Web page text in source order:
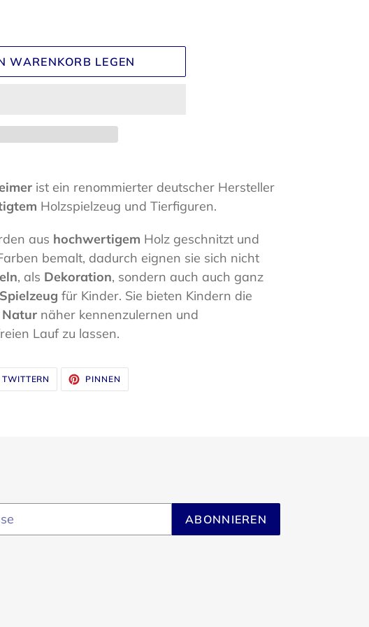
WARENKORB LEGEN
ist ein renommierter deutscher Hersteller
Holzspielzeug und Tierfiguren.
aus hochwertigem Holz geschnitzt und
bemalt, dadurch eignen sie sich nicht
, als Dekoration, sondern auch auch ganz
Spielzeug für Kinder. Sie bieten Kindern die
Natur näher kennenzulernen und
Lauf zu lassen.
TWITTERN AUF
TWITTER
TWITTERN
PINNEN
PINNEN
ABONNIEREN